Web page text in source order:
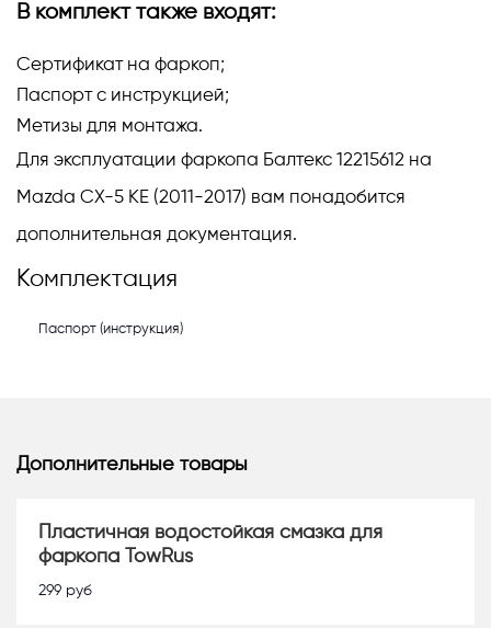
В комплект также входят:
Сертификат на фаркоп;
Паспорт с инструкцией;
Метизы для монтажа.
Для эксплуатации фаркопа Балтекс 12215612 на
Mazda CX-5 KE (2011-2017) вам понадобится
дополнительная документация.
Комплектация
Паспорт (инструкция)
Дополнительные товары
Пластичная водостойкая смазка для
фаркопа TowRus
299 руб